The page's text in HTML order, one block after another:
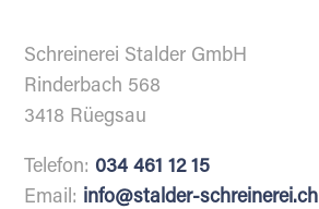
Schreinerei Stalder GmbH
Rinderbach 568
3418 Rüegsau
Telefon: 034 461 12 15
Email: info@stalder-schreinerei.ch